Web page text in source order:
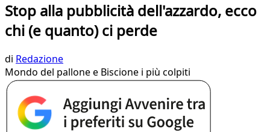
Stop alla pubblicità dell'azzardo, ecco
chi (e quanto) ci perde
di Redazione
Mondo del pallone e Biscione i più colpiti